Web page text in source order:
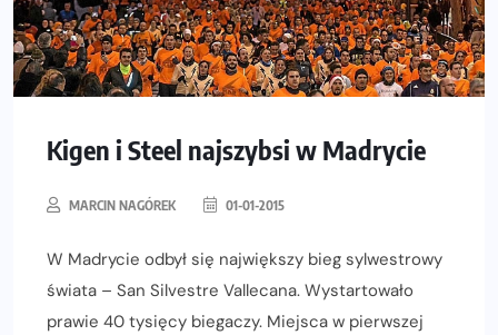
Kigen i Steel najszybsi w Madrycie
MARCIN NAGÓREK 01-01-2015
W Madrycie odbył się największy bieg sylwestrowy
świata – San Silvestre Vallecana. Wystartowało
prawie 40 tysięcy biegaczy. Miejsca w pierwszej